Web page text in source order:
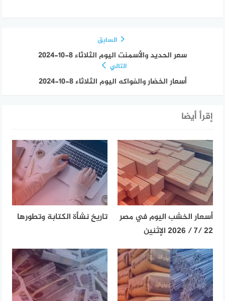
السابق
سعر الحديد والأسمنت اليوم الثلاثاء 8-10-2024
التالي
أسعار الخضار والفواكه اليوم الثلاثاء 8-10-2024
إقرأ أيضا
أسعار الخشب اليوم في مصر
22 /7 / 2026 الإثنين
تاريخ نشأة الكتابة وتطورها